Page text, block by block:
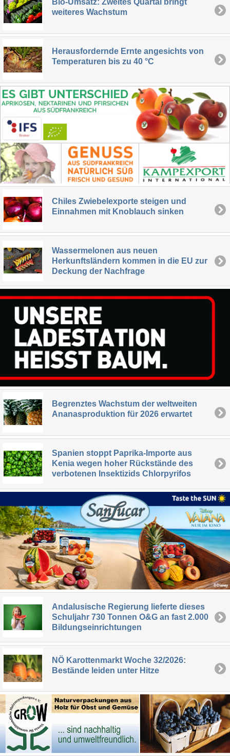
Bio-Umsatz: Zweites Quartal bringt
weiteres Wachstum
Herausfordernde Ernte angesichts von
Temperaturen bis zu 40 °C
Chiles Zwiebelexporte steigen und
Einnahmen mit Knoblauch sinken
Wassermelonen aus neuen
Herkunftsländern kommen in die EU zur
Deckung der Nachfrage
Begrenztes Wachstum der weltweiten
Ananasproduktion für 2026 erwartet
Spanien stoppt Paprika-Importe aus
Kenia wegen hoher Rückstände des
verbotenen Insektizids Chlorpyrifos
Andalusische Regierung lieferte dieses
Schuljahr 730 Tonnen O&G an fast 2.000
Bildungseinrichtungen
NÖ Karottenmarkt Woche 32/2026:
Bestände leiden unter Hitze